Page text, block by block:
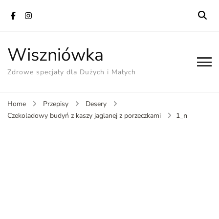
Wiszniówka
Zdrowe specjały dla Dużych i Małych
Home Przepisy
Desery
Czekoladowy budyń z kaszy jaglanej z porzeczkami
1_n